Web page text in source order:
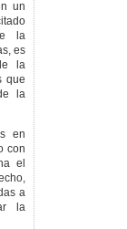
un
la
es
la
que
la
en
con
el
a
la